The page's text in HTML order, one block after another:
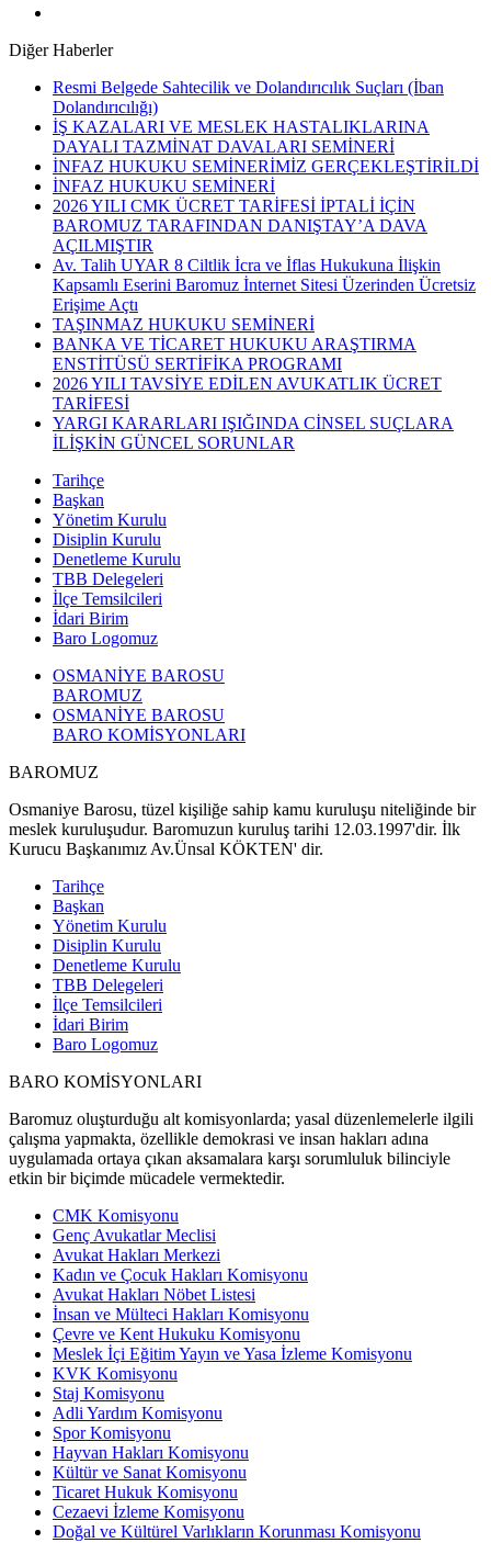
Diğer Haberler
Resmi Belgede Sahtecilik ve Dolandırıcılık Suçları (İban
Dolandırıcılığı)
İŞ KAZALARI VE MESLEK HASTALIKLARINA
DAYALI TAZMİNAT DAVALARI SEMİNERİ
İNFAZ HUKUKU SEMİNERİMİZ GERÇEKLEŞTİRİLDİ
İNFAZ HUKUKU SEMİNERİ
2026 YILI CMK ÜCRET TARİFESİ İPTALİ İÇİN
BAROMUZ TARAFINDAN DANIŞTAY’A DAVA
AÇILMIŞTIR
Av. Talih UYAR 8 Ciltlik İcra ve İflas Hukukuna İlişkin
Kapsamlı Eserini Baromuz İnternet Sitesi Üzerinden Ücretsiz
Erişime Açtı
TAŞINMAZ HUKUKU SEMİNERİ
BANKA VE TİCARET HUKUKU ARAŞTIRMA
ENSTİTÜSÜ SERTİFİKA PROGRAMI
2026 YILI TAVSİYE EDİLEN AVUKATLIK ÜCRET
TARİFESİ
YARGI KARARLARI IŞIĞINDA CİNSEL SUÇLARA
İLİŞKİN GÜNCEL SORUNLAR
Tarihçe
Başkan
Yönetim Kurulu
Disiplin Kurulu
Denetleme Kurulu
TBB Delegeleri
İlçe Temsilcileri
İdari Birim
Baro Logomuz
OSMANİYE BAROSU
BAROMUZ
OSMANİYE BAROSU
BARO KOMİSYONLARI
BAROMUZ
Osmaniye Barosu, tüzel kişiliğe sahip kamu kuruluşu niteliğinde bir
meslek kuruluşudur. Baromuzun kuruluş tarihi 12.03.1997'dir. İlk
Kurucu Başkanımız Av.Ünsal KÖKTEN' dir.
Tarihçe
Başkan
Yönetim Kurulu
Disiplin Kurulu
Denetleme Kurulu
TBB Delegeleri
İlçe Temsilcileri
İdari Birim
Baro Logomuz
BARO KOMİSYONLARI
Baromuz oluşturduğu alt komisyonlarda; yasal düzenlemelerle ilgili
çalışma yapmakta, özellikle demokrasi ve insan hakları adına
uygulamada ortaya çıkan aksamalara karşı sorumluluk bilinciyle
etkin bir biçimde mücadele vermektedir.
CMK Komisyonu
Genç Avukatlar Meclisi
Avukat Hakları Merkezi
Kadın ve Çocuk Hakları Komisyonu
Avukat Hakları Nöbet Listesi
İnsan ve Mülteci Hakları Komisyonu
Çevre ve Kent Hukuku Komisyonu
Meslek İçi Eğitim Yayın ve Yasa İzleme Komisyonu
KVK Komisyonu
Staj Komisyonu
Adli Yardım Komisyonu
Spor Komisyonu
Hayvan Hakları Komisyonu
Kültür ve Sanat Komisyonu
Ticaret Hukuk Komisyonu
Cezaevi İzleme Komisyonu
Doğal ve Kültürel Varlıkların Korunması Komisyonu